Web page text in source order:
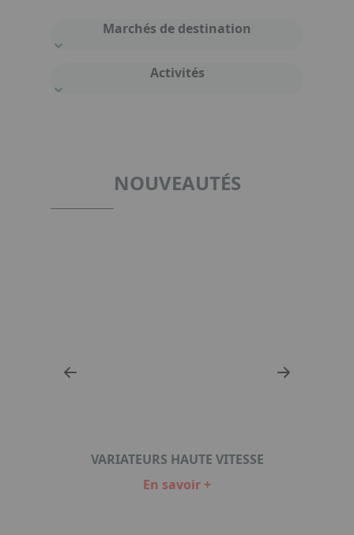
Marchés de destination
Activités
NOUVEAUTÉS
VARIATEURS HAUTE VITESSE
En savoir +